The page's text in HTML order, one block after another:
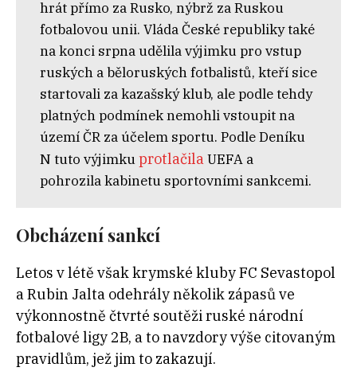
hrát přímo za Rusko, nýbrž za Ruskou
fotbalovou unii. Vláda České republiky také
na konci srpna udělila výjimku pro vstup
ruských a běloruských fotbalistů, kteří sice
startovali za kazašský klub, ale podle tehdy
platných podmínek nemohli vstoupit na
území ČR za účelem sportu. Podle Deníku
N tuto výjimkuprotlačilaUEFA a
pohrozila kabinetu sportovními sankcemi.
Obcházení sankcí
Letos v létě však krymské kluby FC Sevastopol
a Rubin Jalta odehrály několik zápasů ve
výkonnostně čtvrté soutěži ruské národní
fotbalové ligy 2B, a to navzdory výše citovaným
pravidlům, jež jim to zakazují.